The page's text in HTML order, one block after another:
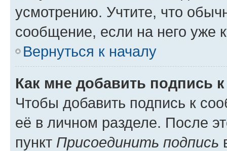
усмотрению. Учтите, что
сообщение, если на него уже
Вернуться к началу
Как мне добавить подпись
Чтобы добавить подпись к
её в личном разделе. После
пункт Присоединить подпись